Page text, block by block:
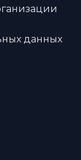
данных